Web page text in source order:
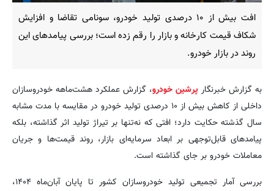
افت بیش از ۱۰ درصدی تولید خودرو، سونامی تقاضا و افزایش
شکاف قیمت کارخانه و بازار را رقم زده است؛ بررسی پیامدهای این
روند در بازار خودرو.
به گزارش خبرنگار پرشین خودرو، گزارش عملکرد هشت‌ماهه خودروسازان
داخلی از کاهش بیش از ۱۰ درصدی تولید خودرو در مقایسه با مدت مشابه
سال گذشته حکایت دارد؛ افتی که نه‌تنها بر تیراژ تولید اثر گذاشته، بلکه
پیامدهای قابل‌توجهی بر ابعاد سرمایه‌ای بازار، روند قیمت‌ها و جریان
معاملات خودرو بر جای گذاشته است.
بررسی آمار تجمیعی تولید خودروسازان کشور تا پایان آبان‌ماه ۱۴۰۴،